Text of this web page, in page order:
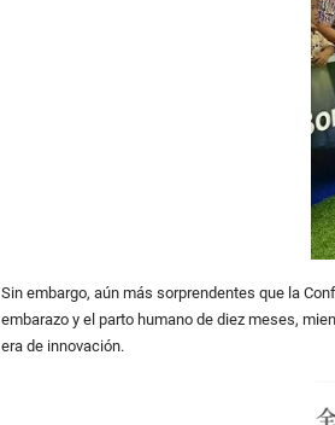
Sin embargo, aún más sorprendentes que la
embarazo y el parto humano de diez meses,
era de innovación.